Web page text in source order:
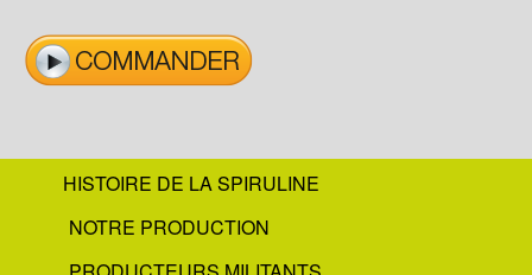
HISTOIRE DE LA SPIRULINE
NOTRE PRODUCTION